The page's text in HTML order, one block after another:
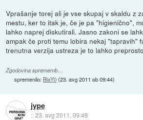
Vprašanje torej ali je vse skupaj v skaldu z
mestu, ker to itak je, če je pa "higienično",
lahko naprej diskutirali. Jasno zakoni se
ampak če proti temu lobira nekaj "tapravih"
trenutna verzija ustreza je to lahko
Zgodovina sprememb…
spremenilo: BlaY0(23. avg 2011 ob 09:44)
jype
::23. avg 2011, 09:48